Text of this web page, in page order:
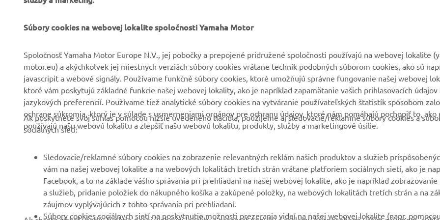
Novinky
Podujatia
Tlač
Katalóg
Práca v spoločnosti
Staňte sa predajcom
Zásady týkajúce sa
ľudských práv
Základné zásady
Úrady
Golf/Prevádzka
Prví respondenti
Súprava autoškoly
Robotics
Technické informácie pre
nezávislých predajcov
Yamalube Safety Data
Sheets
Yamaha Music
Yamaha Racing
Yamaha Motor Global
Mobilné aplikácie
Rezervácia na servis
Nájsť predajcu
Nakladaní s použitými
batériami
motor.eu) a akýchkoľvek jej miestnych verziách súbory cookies vrátane techník podobných súborom cookies, ako sú
javascripit a webové signály. Používame funkčné súbory cookies, ktoré umožňujú správne fungovanie našej webovej
ktoré vám poskytujú základné funkcie našej webovej lokality, ako je napríklad zapamätanie vašich prihlasovacích údajov
jazykových preferencií. Používame tiež analytické súbory cookies na vytváranie používateľských štatistík spôsobom
ochrane súkromia, ktorý je v súlade s usmerneniami orgánov pre ochranu údajov, ktoré nám pomáhajú pochopiť to, ako
používajú našu webovú lokalitu a zlepšiť našu webovú lokalitu, produkty, služby a marketingové úsilie.
Ak poskytnete svoj súhlas pomocou nižšie uvedeného tlačidla, použijeme aj sledovacie/reklamné súbory cookies a
sociálnych sietí:
vám na našej webovej lokalite a na webových lokalitách tretích strán vrátane platforiem sociálnych sietí, ako je
Facebook, a to na základe vášho správania pri prehliadaní na našej webovej lokalite, ako je napríklad zobrazovanie
a služieb, pridanie položiek do nákupného košíka a zakúpené položky, na webových lokalitách tretích strán a na
záujmov vyplývajúcich z tohto správania pri prehliadaní.
Súbory cookies sociálnych sietí na poskytnutie možnosti prezerania videí na našej webovej lokalite (napr. pomocou
Ak chcete získať všetky funkcie našej webovej lokality a prezerať ponuky a reklamy prispôsobené vašim záujmom,